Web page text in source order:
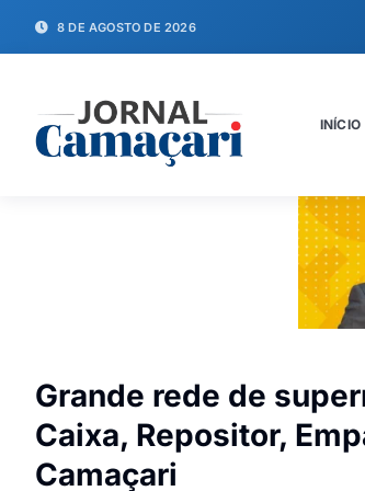
8 DE AGOSTO DE 2026
INÍCIO
Grande rede de
Caixa, Repositor,
Camaçari